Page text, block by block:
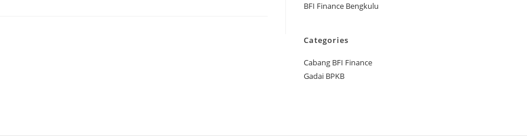
BFI Finance Bengkulu
Categories
Cabang BFI Finance
Gadai BPKB